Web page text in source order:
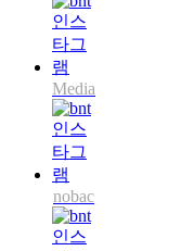
Media
nobac